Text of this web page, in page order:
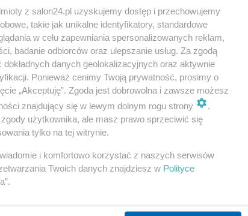
z salon24.pl uzyskujemy dostęp i przechowujemy
takie jak unikalne identyfikatory, standardowe
w celu zapewniania spersonalizowanych reklam,
badanie odbiorców oraz ulepszanie usług. Za zgodą
danych geolokalizacyjnych oraz aktywnie
Ponieważ cenimy Twoją prywatność, prosimy o
„Akceptuję”. Zgoda jest dobrowolna i zawsze możesz
znajdujący się w lewym dolnym rogu strony
.
użytkownika, ale masz prawo sprzeciwić się
tylko na tej witrynie.
i komfortowo korzystać z naszych serwisów
Twoich danych znajdziesz w Polityce